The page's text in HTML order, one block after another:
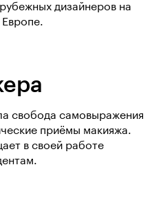
дизайнеров на
свобода самовыражения
приёмы макияжа.
в своей работе